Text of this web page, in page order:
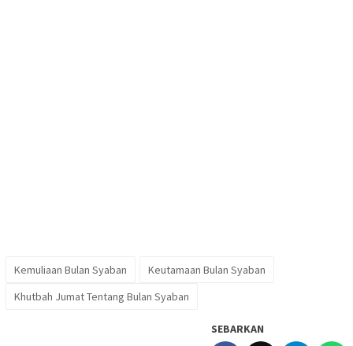
Kemuliaan Bulan Syaban
Keutamaan Bulan Syaban
Khutbah Jumat Tentang Bulan Syaban
SEBARKAN